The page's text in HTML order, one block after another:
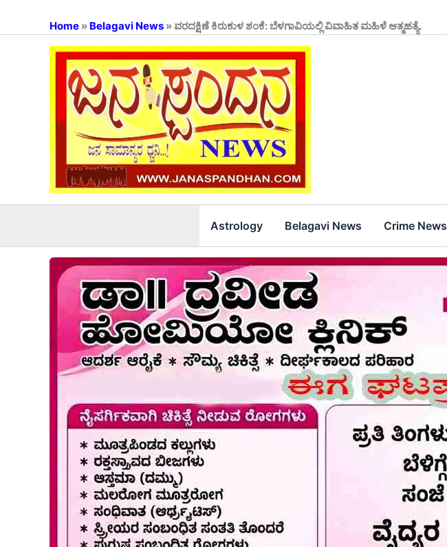
Home » Belagavi News » ವರದಕ್ಷಿಣೆ ಕಿರುಕುಳ ಶಂಕೆ: ಬೆಳಗಾವಿಯಲ್ಲಿ ವಿವಾಹಿತ ಮಹಿಳೆ ಆತ್ಮಹತ್ಯೆ.
Astrology Belagavi News Crime News